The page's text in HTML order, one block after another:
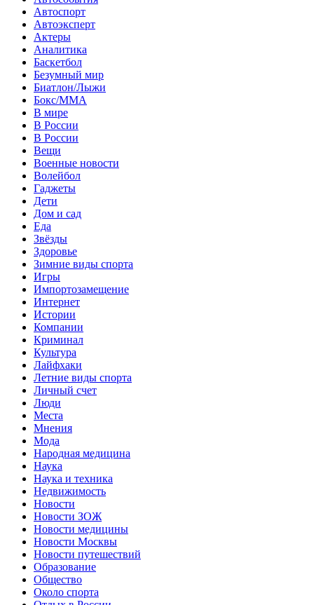
Автоспорт
Автоэксперт
Актеры
Аналитика
Баскетбол
Безумный мир
Биатлон/Лыжи
Бокс/MMA
В мире
В России
В России
Вещи
Военные новости
Волейбол
Гаджеты
Дети
Дом и сад
Еда
Звёзды
Здоровье
Зимние виды спорта
Игры
Импортозамещение
Интернет
Истории
Компании
Криминал
Культура
Лайфхаки
Летние виды спорта
Личный счет
Люди
Места
Мнения
Мода
Народная медицина
Наука
Наука и техника
Недвижимость
Новости
Новости ЗОЖ
Новости медицины
Новости Москвы
Новости путешествий
Образование
Общество
Около спорта